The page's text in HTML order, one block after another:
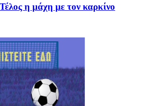
η μάχη με τον καρκίνο